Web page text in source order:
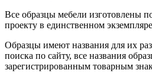
Все образцы мебели изготовлены
проекту в единственном
Образцы имеют названия для их
поиска по сайту, все названия
зарегистрированным товарным